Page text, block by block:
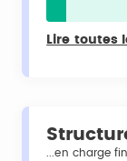
Lire toutes
...en charge